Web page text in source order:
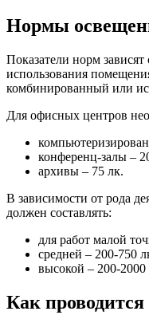
Нормы
Показатели норм зависят
использования
комбинированный или
Для офисных центров
конференц-залы –
архивы – 75 лк.
В зависимости от рода
должен составлять:
для работ малой
средней – 200-750
высокой – 200-2000
Как